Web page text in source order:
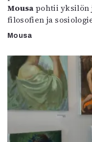
Mousa pohtii yksilön
filosofien ja
Mousa